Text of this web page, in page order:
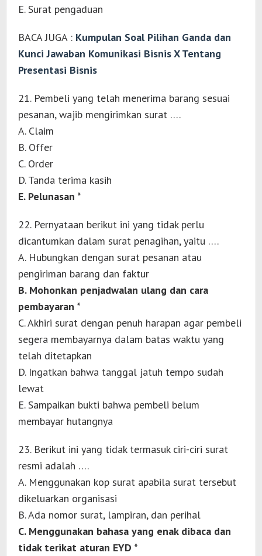
E. Surat pengaduan
BACA JUGA : Kumpulan Soal Pilihan Ganda dan
Kunci Jawaban Komunikasi Bisnis X Tentang
Presentasi Bisnis
21. Pembeli yang telah menerima barang sesuai
pesanan, wajib mengirimkan surat ….
A. Claim
B. Offer
C. Order
D. Tanda terima kasih
E. Pelunasan *
22. Pernyataan berikut ini yang tidak perlu
dicantumkan dalam surat penagihan, yaitu ….
A. Hubungkan dengan surat pesanan atau
pengiriman barang dan faktur
B. Mohonkan penjadwalan ulang dan cara
pembayaran *
C. Akhiri surat dengan penuh harapan agar pembeli
segera membayarnya dalam batas waktu yang
telah ditetapkan
D. Ingatkan bahwa tanggal jatuh tempo sudah
lewat
E. Sampaikan bukti bahwa pembeli belum
membayar hutangnya
23. Berikut ini yang tidak termasuk ciri-ciri surat
resmi adalah ….
A. Menggunakan kop surat apabila surat tersebut
dikeluarkan organisasi
B. Ada nomor surat, lampiran, dan perihal
C. Menggunakan bahasa yang enak dibaca dan
tidak terikat aturan EYD *